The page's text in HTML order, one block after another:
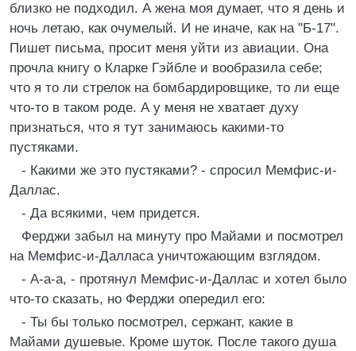
близко не подходил. А жена моя думает, что я день и
ночь летаю, как очумелый. И не иначе, как на "Б-17".
Пишет письма, просит меня уйти из авиации. Она
прочла книгу о Кларке Гэйбле и вообразила себе;
что я то ли стрелок на бомбардировщике, то ли еще
что-то в таком роде. А у меня не хватает духу
признаться, что я тут занимаюсь какими-то
пустяками.
- Какими же это пустяками? - спросил Мемфис-и-
Даллас.
- Да всякими, чем придется.
Ферджи забыл на минуту про Майами и посмотрел
на Мемфис-и-Далласа уничтожающим взглядом.
- А-а-а, - протянул Мемфис-и-Даллас и хотел было
что-то сказать, но Ферджи опередил его:
- Ты бы только посмотрел, сержант, какие в
Майами душевые. Кроме шуток. После такого душа